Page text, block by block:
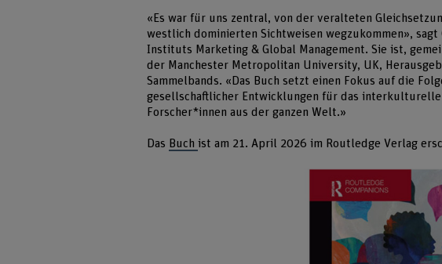
«Es war für uns zentral, von der veralteten
westlich dominierten Sichtweisen wegzukommen», sagt
Instituts Marketing & Global Management. Sie ist,
der Manchester Metropolitan University, UK,
Sammelbands. «Das Buch setzt einen Fokus auf die
gesellschaftlicher Entwicklungen für das
Forscher*innen aus der ganzen Welt.»
Das Buchist am 21. April 2026 im Routledge Verlag